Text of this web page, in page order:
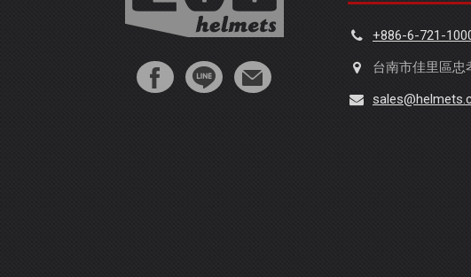
+886-6-721-
台南市佳里區忠